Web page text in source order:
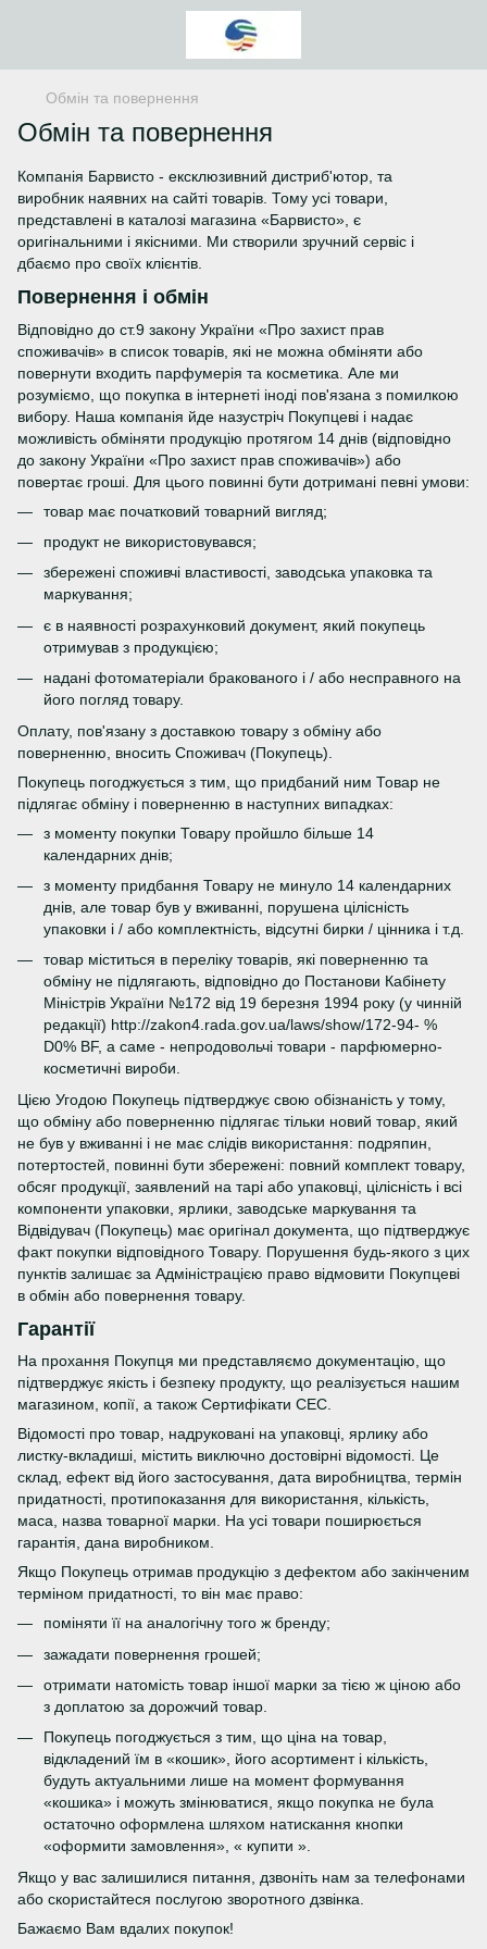
Обмін та повернення
Обмін та повернення
Компанія Барвисто - ексклюзивний дистриб'ютор, та
виробник наявних на сайті товарів. Тому усі товари,
представлені в каталозі магазина «Барвисто», є
оригінальними і якісними. Ми створили зручний сервіс і
дбаємо про своїх клієнтів.
Повернення і обмін
Відповідно до ст.9 закону України «Про захист прав
споживачів» в список товарів, які не можна обміняти або
повернути входить парфумерія та косметика. Але ми
розуміємо, що покупка в інтернеті іноді пов'язана з помилкою
вибору. Наша компанія йде назустріч Покупцеві і надає
можливість обміняти продукцію протягом 14 днів (відповідно
до закону України «Про захист прав споживачів») або
повертає гроші. Для цього повинні бути дотримані певні умови:
товар має початковий товарний вигляд;
продукт не використовувався;
збережені споживчі властивості, заводська упаковка та
маркування;
є в наявності розрахунковий документ, який покупець
отримував з продукцією;
надані фотоматеріали бракованого і / або несправного на
його погляд товару.
Оплату, пов'язану з доставкою товару з обміну або
поверненню, вносить Споживач (Покупець).
Покупець погоджується з тим, що придбаний ним Товар не
підлягає обміну і поверненню в наступних випадках:
з моменту покупки Товару пройшло більше 14
календарних днів;
з моменту придбання Товару не минуло 14 календарних
днів, але товар був у вживанні, порушена цілісність
упаковки і / або комплектність, відсутні бирки / цінника і т.д.
товар міститься в переліку товарів, які поверненню та
обміну не підлягають, відповідно до Постанови Кабінету
Міністрів України №172 від 19 березня 1994 року (у чинній
редакції) http://zakon4.rada.gov.ua/laws/show/172-94- %
D0% BF, а саме - непродовольчі товари - парфюмерно-
косметичні вироби.
Цією Угодою Покупець підтверджує свою обізнаність у тому,
що обміну або поверненню підлягає тільки новий товар, який
не був у вживанні і не має слідів використання: подряпин,
потертостей, повинні бути збережені: повний комплект товару,
обсяг продукції, заявлений на тарі або упаковці, цілісність і всі
компоненти упаковки, ярлики, заводське маркування та
Відвідувач (Покупець) має оригінал документа, що підтверджує
факт покупки відповідного Товару. Порушення будь-якого з цих
пунктів залишає за Адміністрацією право відмовити Покупцеві
в обмін або повернення товару.
Гарантії
На прохання Покупця ми представляємо документацію, що
підтверджує якість і безпеку продукту, що реалізується нашим
магазином, копії, а також Сертифікати СЕС.
Відомості про товар, надруковані на упаковці, ярлику або
листку-вкладиші, містить виключно достовірні відомості. Це
склад, ефект від його застосування, дата виробництва, термін
придатності, протипоказання для використання, кількість,
маса, назва товарної марки. На усі товари поширюється
гарантія, дана виробником.
Якщо Покупець отримав продукцію з дефектом або закінченим
терміном придатності, то він має право:
поміняти її на аналогічну того ж бренду;
зажадати повернення грошей;
отримати натомість товар іншої марки за тією ж ціною або
з доплатою за дорожчий товар.
Покупець погоджується з тим, що ціна на товар,
відкладений їм в «кошик», його асортимент і кількість,
будуть актуальними лише на момент формування
«кошика» і можуть змінюватися, якщо покупка не була
остаточно оформлена шляхом натискання кнопки
«оформити замовлення», « купити ».
Якщо у вас залишилися питання, дзвоніть нам за телефонами
або скористайтеся послугою зворотного дзвінка.
Бажаємо Вам вдалих покупок!